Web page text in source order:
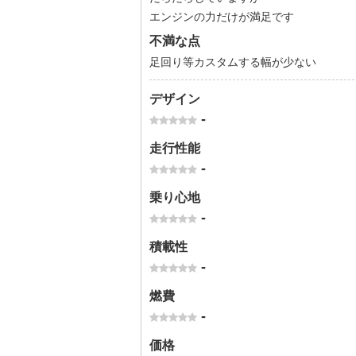
エンジンの力だけが満足です
不満な点
足回り等カスタムする幅が少ない
デザイン
-
走行性能
-
乗り心地
-
積載性
-
燃費
-
価格